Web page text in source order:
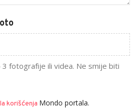
fotografije ili videa. Ne smije biti
korišćenja Mondo portala.